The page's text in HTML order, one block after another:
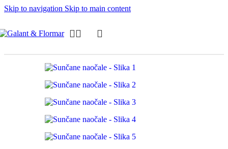
Skip to navigation Skip to main content